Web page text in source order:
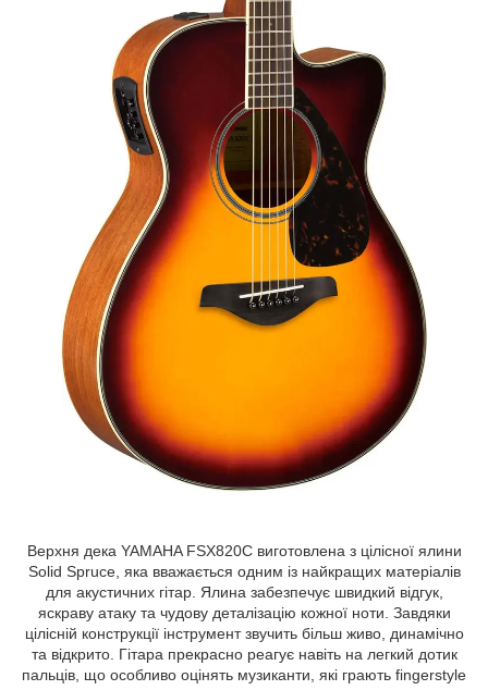
Верхня дека YAMAHA FSX820C виготовлена з цілісної ялини
Solid Spruce, яка вважається одним із найкращих матеріалів
для акустичних гітар. Ялина забезпечує швидкий відгук,
яскраву атаку та чудову деталізацію кожної ноти. Завдяки
цілісній конструкції інструмент звучить більш живо, динамічно
та відкрито. Гітара прекрасно реагує навіть на легкий дотик
пальців, що особливо оцінять музиканти, які грають fingerstyle